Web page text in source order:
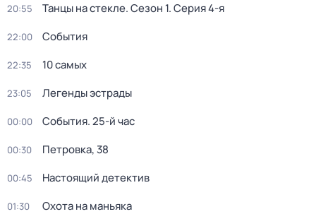
20:55 Танцы на стекле. Сезон 1. Серия 4-я
22:00 События
22:35 10 самых
23:05 Легенды эстрады
00:00 События. 25-й час
00:30 Петровка, 38
00:45 Настоящий детектив
01:30 Охота на маньяка